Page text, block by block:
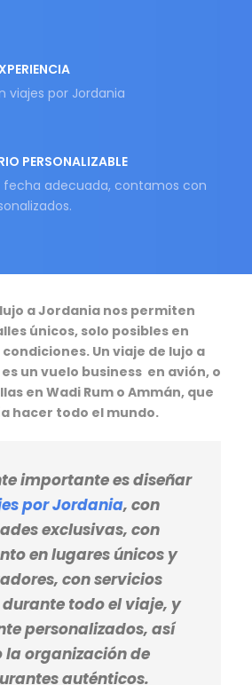
viajes por Jordania
PERSONALIZABLE
fecha adecuada, contamos con
a Jordania nos permiten
únicos, solo posibles en
Un viaje de lujo a
un vuelo business en avión, o
en Wadi Rum o Ammán, que
hacer todo el mundo.
importante es diseñar
por Jordania, con
exclusivas, con
en lugares únicos y
con servicios
todo el viaje, y
personalizados, así
la organización de
auténticos.